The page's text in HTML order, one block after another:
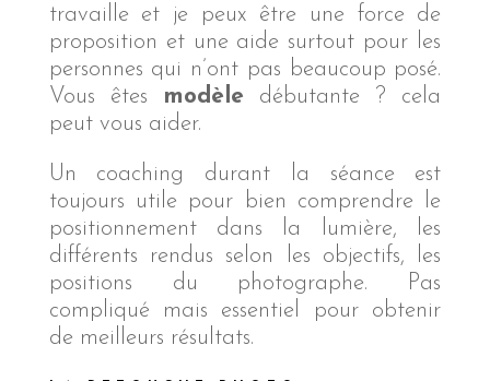
travaille et je peux être une force de
proposition et une aide surtout pour les
personnes qui n’ont pas beaucoup posé.
Vous êtes modèle débutante ? cela
peut vous aider.
Un coaching durant la séance est
toujours utile pour bien comprendre le
positionnement dans la lumière, les
différents rendus selon les objectifs, les
positions du photographe. Pas
compliqué mais essentiel pour obtenir
de meilleurs résultats.